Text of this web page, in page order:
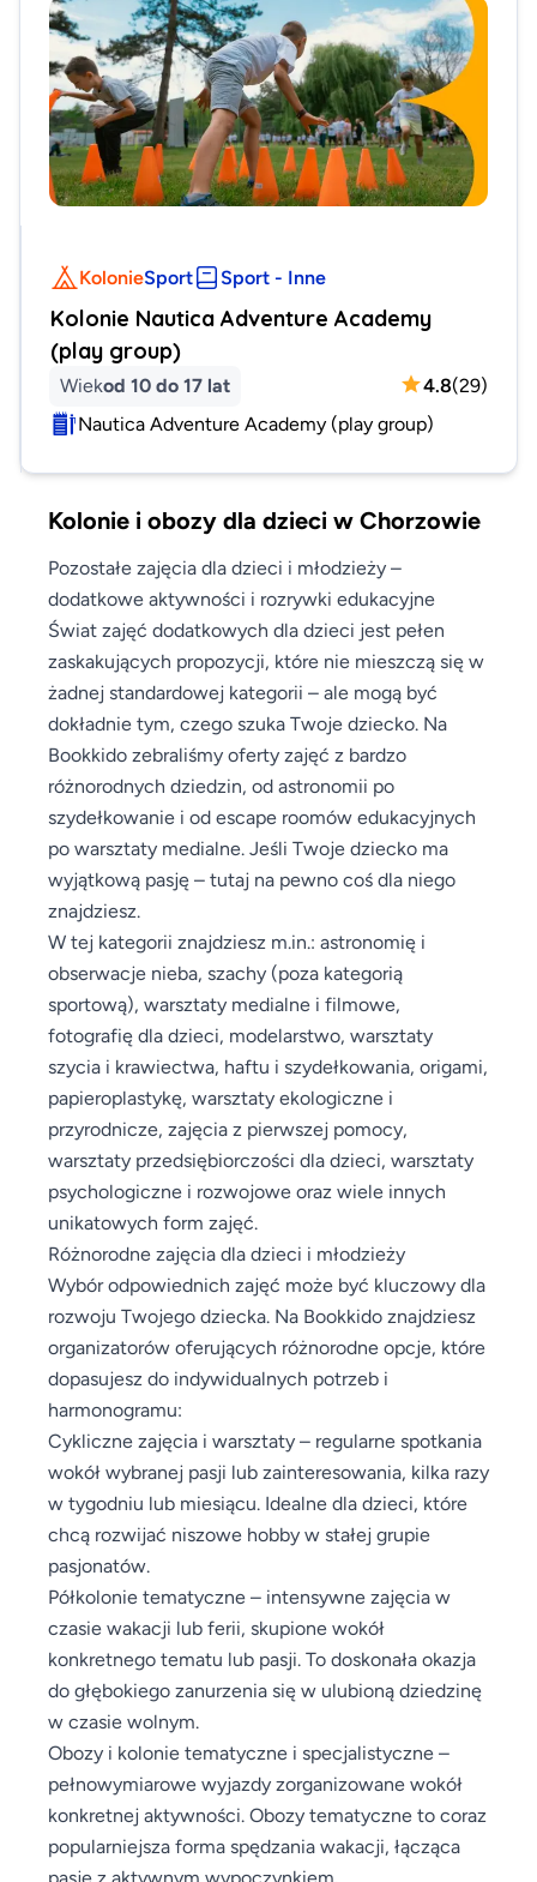
KolonieSport Sport - Inne
Kolonie Nautica Adventure Academy
(play group)
Wiekod 10 do 17 lat 4.8(29)
Nautica Adventure Academy (play group)
Kolonie i obozy dla dzieci w Chorzowie
Pozostałe zajęcia dla dzieci i młodzieży –
dodatkowe aktywności i rozrywki edukacyjne
Świat zajęć dodatkowych dla dzieci jest pełen
zaskakujących propozycji, które nie mieszczą się w
żadnej standardowej kategorii – ale mogą być
dokładnie tym, czego szuka Twoje dziecko. Na
Bookkido zebraliśmy oferty zajęć z bardzo
różnorodnych dziedzin, od astronomii po
szydełkowanie i od escape roomów edukacyjnych
po warsztaty medialne. Jeśli Twoje dziecko ma
wyjątkową pasję – tutaj na pewno coś dla niego
znajdziesz.
W tej kategorii znajdziesz m.in.: astronomię i
obserwacje nieba, szachy (poza kategorią
sportową), warsztaty medialne i filmowe,
fotografię dla dzieci, modelarstwo, warsztaty
szycia i krawiectwa, haftu i szydełkowania, origami,
papieroplastykę, warsztaty ekologiczne i
przyrodnicze, zajęcia z pierwszej pomocy,
warsztaty przedsiębiorczości dla dzieci, warsztaty
psychologiczne i rozwojowe oraz wiele innych
unikatowych form zajęć.
Różnorodne zajęcia dla dzieci i młodzieży
Wybór odpowiednich zajęć może być kluczowy dla
rozwoju Twojego dziecka. Na Bookkido znajdziesz
organizatorów oferujących różnorodne opcje, które
dopasujesz do indywidualnych potrzeb i
harmonogramu:
Cykliczne zajęcia i warsztaty – regularne spotkania
wokół wybranej pasji lub zainteresowania, kilka razy
w tygodniu lub miesiącu. Idealne dla dzieci, które
chcą rozwijać niszowe hobby w stałej grupie
pasjonatów.
Półkolonie tematyczne – intensywne zajęcia w
czasie wakacji lub ferii, skupione wokół
konkretnego tematu lub pasji. To doskonała okazja
do głębokiego zanurzenia się w ulubioną dziedzinę
w czasie wolnym.
Obozy i kolonie tematyczne i specjalistyczne –
pełnowymiarowe wyjazdy zorganizowane wokół
konkretnej aktywności. Obozy tematyczne to coraz
popularniejsza forma spędzania wakacji, łącząca
pasję z aktywnym wypoczynkiem.